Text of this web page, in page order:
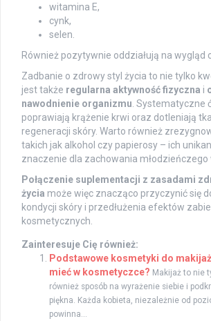
witamina E,
cynk,
selen.
Również pozytywnie oddziałują na wygląd
Zadbanie o zdrowy styl życia to nie tylko
jest także regularna aktywność fizyczna i
nawodnienie organizmu. Systematyczne
poprawiają krążenie krwi oraz dotleniają
regeneracji skóry. Warto również
takich jak alkohol czy papierosy – ich
znaczenie dla zachowania młodzieńczego
Połączenie suplementacji z zasadami
życia może więc znacząco przyczynić się
kondycji skóry i przedłużenia efektów
kosmetycznych.
Zainteresuje Cię również:
Podstawowe kosmetyki do
mieć w kosmetyczce? Makijaż to nie
również sposób na wyrażenie siebie i
piękna. Każda kobieta, niezależnie od
powinna...